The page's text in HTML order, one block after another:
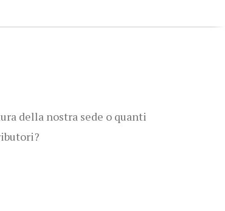
della nostra sede o quanti